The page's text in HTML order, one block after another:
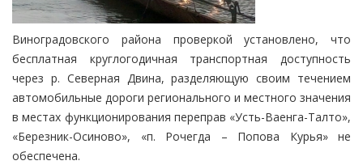
Виноградовского района проверкой установлено, что
бесплатная круглогодичная транспортная доступность
через р. Северная Двина, разделяющую своим течением
автомобильные дороги регионального и местного значения
в местах функционирования переправ «Усть-Ваенга-Талто»,
«Березник-Осиново», «п. Рочегда – Попова Курья» не
обеспечена.